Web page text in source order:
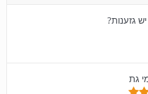
גזענות?
גת